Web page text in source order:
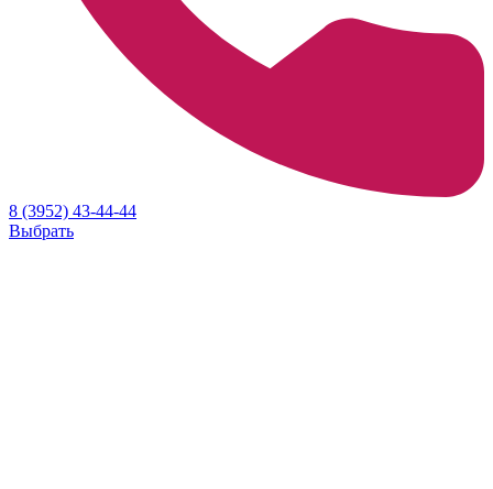
8 (3952) 43-44-44
Выбрать